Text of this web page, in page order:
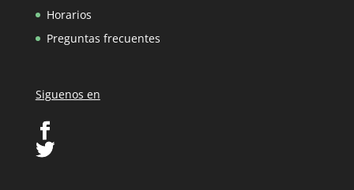
Horarios
Preguntas frecuentes
Siguenos en